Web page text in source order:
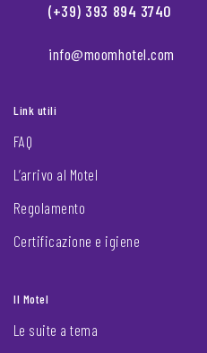
(+39) 393 894 3740
info@moomhotel.com
Link utili
FAQ
L’arrivo al Motel
Regolamento
Certificazione e igiene
Il Motel
Le suite a tema